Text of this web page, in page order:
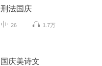
刑法国庆
26 1.7万
国庆美诗文